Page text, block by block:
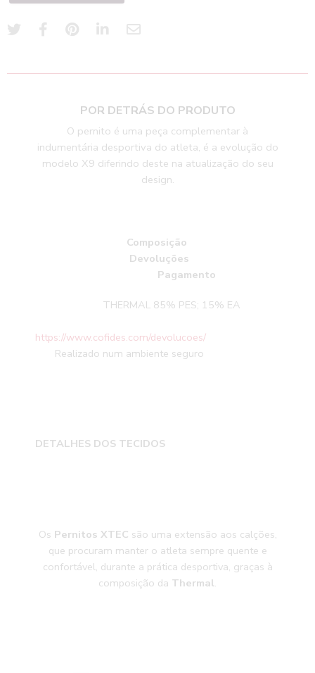
POR DETRÁS DO PRODUTO
O pernito é uma peça complementar à
indumentária desportiva do atleta, é a evolução do
modelo X9 diferindo deste na atualização do seu
design.
Composição
Devoluções
Pagamento
THERMAL 85% PES; 15% EA
https://www.cofides.com/devolucoes/
Realizado num ambiente seguro
DETALHES DOS TECIDOS
Os Pernitos XTEC são uma extensão aos calções,
que procuram manter o atleta sempre quente e
confortável, durante a prática desportiva, graças à
composição da Thermal.